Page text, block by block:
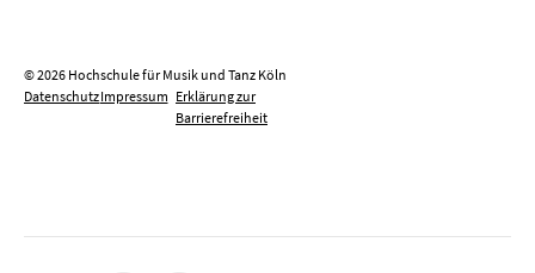
© 2026 Hochschule für Musik und Tanz Köln
DatenschutzImpressum Erklärung zur
Barrierefreiheit